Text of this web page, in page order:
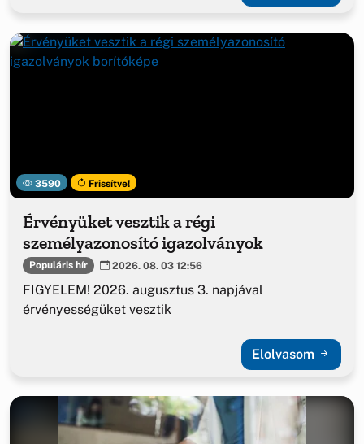
3590 Frissítve!
Érvényüket vesztik a régi
személyazonosító igazolványok
Populáris hír 2026. 08. 03 12:56
FIGYELEM! 2026. augusztus 3. napjával
érvényességüket vesztik
Elolvasom